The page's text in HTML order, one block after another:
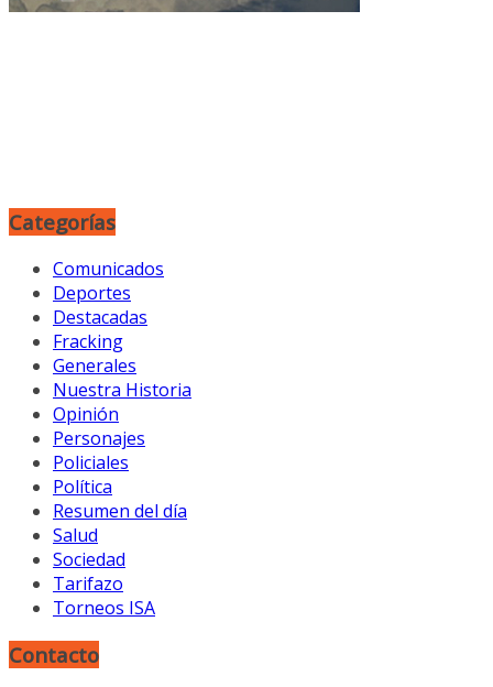
Categorías
Comunicados
Deportes
Destacadas
Fracking
Generales
Nuestra Historia
Opinión
Personajes
Policiales
Política
Resumen del día
Salud
Sociedad
Tarifazo
Torneos ISA
Contacto